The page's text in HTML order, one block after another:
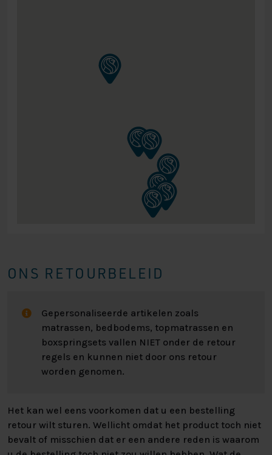
ONS RETOURBELEID
Gepersonaliseerde artikelen zoals
matrassen, bedbodems, topmatrassen en
boxspringsets vallen NIET onder de retour
regels en kunnen niet door ons retour
worden genomen.
Het kan wel eens voorkomen dat u een bestelling
retour wilt sturen. Wellicht omdat het product toch niet
bevalt of misschien dat er een andere reden is waarom